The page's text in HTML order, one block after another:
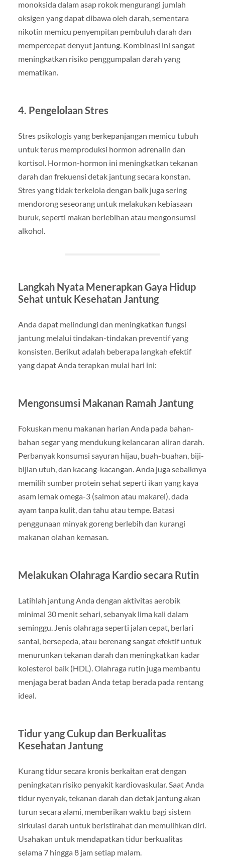
monoksida dalam asap rokok mengurangi jumlah
oksigen yang dapat dibawa oleh darah, sementara
nikotin memicu penyempitan pembuluh darah dan
mempercepat denyut jantung. Kombinasi ini sangat
meningkatkan risiko penggumpalan darah yang
mematikan.
4. Pengelolaan Stres
Stres psikologis yang berkepanjangan memicu tubuh
untuk terus memproduksi hormon adrenalin dan
kortisol. Hormon-hormon ini meningkatkan tekanan
darah dan frekuensi detak jantung secara konstan.
Stres yang tidak terkelola dengan baik juga sering
mendorong seseorang untuk melakukan kebiasaan
buruk, seperti makan berlebihan atau mengonsumsi
alkohol.
Langkah Nyata Menerapkan Gaya Hidup
Sehat untuk Kesehatan Jantung
Anda dapat melindungi dan meningkatkan fungsi
jantung melalui tindakan-tindakan preventif yang
konsisten. Berikut adalah beberapa langkah efektif
yang dapat Anda terapkan mulai hari ini:
Mengonsumsi Makanan Ramah Jantung
Fokuskan menu makanan harian Anda pada bahan-
bahan segar yang mendukung kelancaran aliran darah.
Perbanyak konsumsi sayuran hijau, buah-buahan, biji-
bijian utuh, dan kacang-kacangan. Anda juga sebaiknya
memilih sumber protein sehat seperti ikan yang kaya
asam lemak omega-3 (salmon atau makarel), dada
ayam tanpa kulit, dan tahu atau tempe. Batasi
penggunaan minyak goreng berlebih dan kurangi
makanan olahan kemasan.
Melakukan Olahraga Kardio secara Rutin
Latihlah jantung Anda dengan aktivitas aerobik
minimal 30 menit sehari, sebanyak lima kali dalam
seminggu. Jenis olahraga seperti jalan cepat, berlari
santai, bersepeda, atau berenang sangat efektif untuk
menurunkan tekanan darah dan meningkatkan kadar
kolesterol baik (HDL). Olahraga rutin juga membantu
menjaga berat badan Anda tetap berada pada rentang
ideal.
Tidur yang Cukup dan Berkualitas
Kesehatan Jantung
Kurang tidur secara kronis berkaitan erat dengan
peningkatan risiko penyakit kardiovaskular. Saat Anda
tidur nyenyak, tekanan darah dan detak jantung akan
turun secara alami, memberikan waktu bagi sistem
sirkulasi darah untuk beristirahat dan memulihkan diri.
Usahakan untuk mendapatkan tidur berkualitas
selama 7 hingga 8 jam setiap malam.